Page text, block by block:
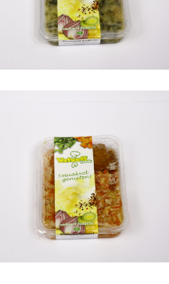
Stamppot andijvie met een
gehaktbal
Stamppot hutspot
Hollandse stamppot met wortels